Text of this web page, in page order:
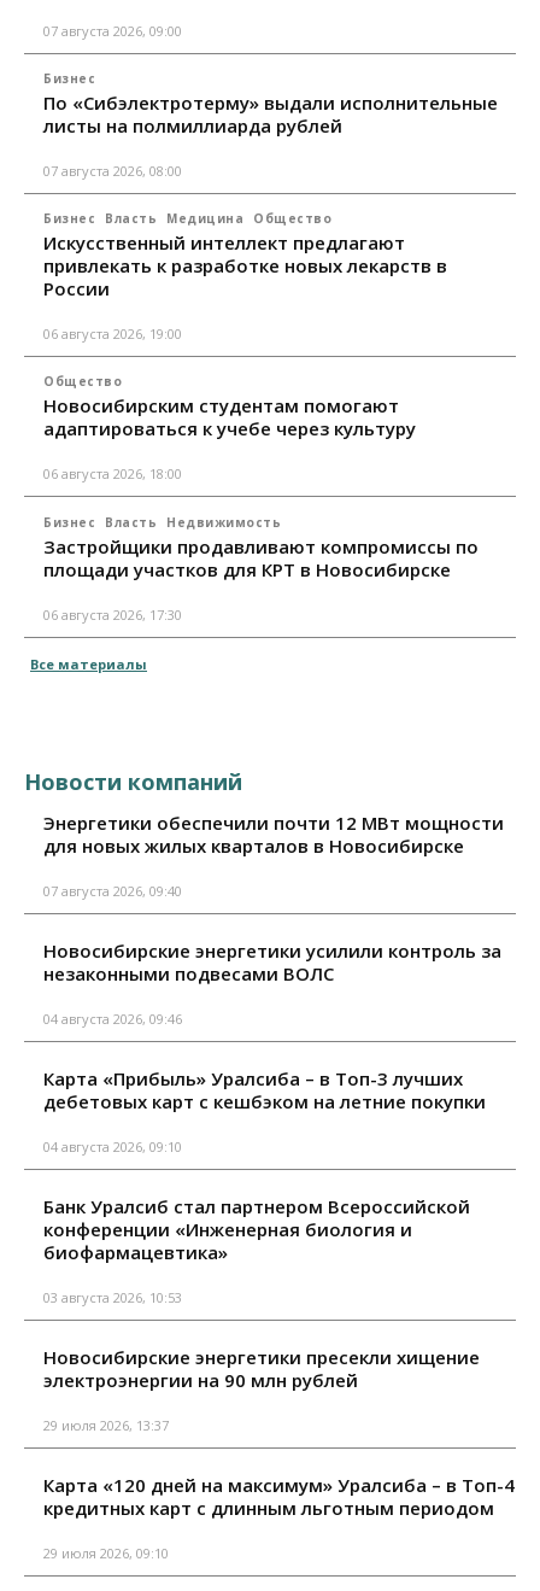
07 августа 2026, 09:00
Бизнес
По «Сибэлектротерму» выдали исполнительные
листы на полмиллиарда рублей
07 августа 2026, 08:00
Бизнес Власть Медицина Общество
Искусственный интеллект предлагают
привлекать к разработке новых лекарств в
России
06 августа 2026, 19:00
Общество
Новосибирским студентам помогают
адаптироваться к учебе через культуру
06 августа 2026, 18:00
Бизнес Власть Недвижимость
Застройщики продавливают компромиссы по
площади участков для КРТ в Новосибирске
06 августа 2026, 17:30
Все материалы
Новости компаний
Энергетики обеспечили почти 12 МВт мощности
для новых жилых кварталов в Новосибирске
07 августа 2026, 09:40
Новосибирские энергетики усилили контроль за
незаконными подвесами ВОЛС
04 августа 2026, 09:46
Карта «Прибыль» Уралсиба – в Топ-3 лучших
дебетовых карт с кешбэком на летние покупки
04 августа 2026, 09:10
Банк Уралсиб стал партнером Всероссийской
конференции «Инженерная биология и
биофармацевтика»
03 августа 2026, 10:53
Новосибирские энергетики пресекли хищение
электроэнергии на 90 млн рублей
29 июля 2026, 13:37
Карта «120 дней на максимум» Уралсиба – в Топ-4
кредитных карт с длинным льготным периодом
29 июля 2026, 09:10